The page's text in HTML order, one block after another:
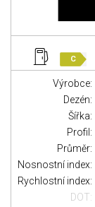
C
Výrobce:
Dezén:
Šířka:
Profil:
Průměr:
Nosnostní index:
Rychlostní index:
DOT: